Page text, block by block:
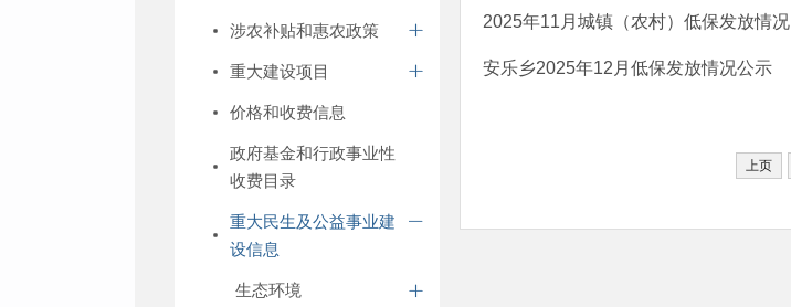
涉农补贴和惠农政策
重大建设项目
价格和收费信息
政府基金和行政事业性
收费目录
重大民生及公益事业建
设信息
生态环境
2025年11月城镇（农村）低保发放情况
安乐乡2025年12月低保发放情况公示
上页